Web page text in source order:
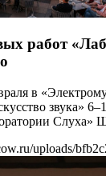
работ
в
звука»
Слуха»
uploads/